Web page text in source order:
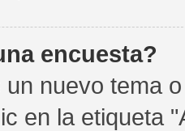
encuesta?
nuevo tema
en la etiqueta